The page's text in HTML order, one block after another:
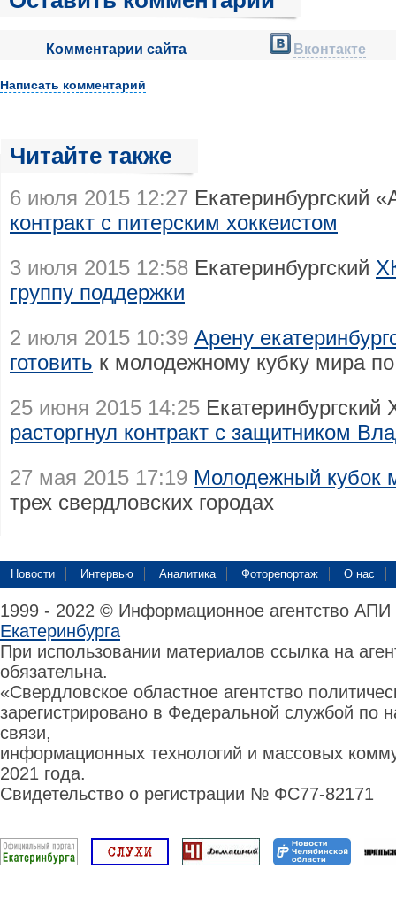
Комментарии сайта Вконтакте
Написать комментарий
Читайте также
6 июля 2015 12:27 Екатеринбургский
контракт с питерским хоккеистом
3 июля 2015 12:58 Екатеринбургский
группу поддержки
2 июля 2015 10:39 Арену
готовить к молодежному кубку мира
25 июня 2015 14:25
расторгнул контракт с защитником
27 мая 2015 17:19 Молодежный кубок
трех свердловских городах
Новости Интервью Аналитика Фоторепортаж О нас
1999 - 2022 © Информационное агентство
Екатеринбурга
При использовании материалов ссылка на
обязательна.
«Свердловское областное агентство
зарегистрировано в Федеральной службой по
связи,
информационных технологий и массовых
2021 года.
Свидетельство о регистрации № ФС77-82171